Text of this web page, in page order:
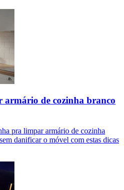
de cozinha branco
pra limpar armário de cozinha
danificar o móvel com estas dicas